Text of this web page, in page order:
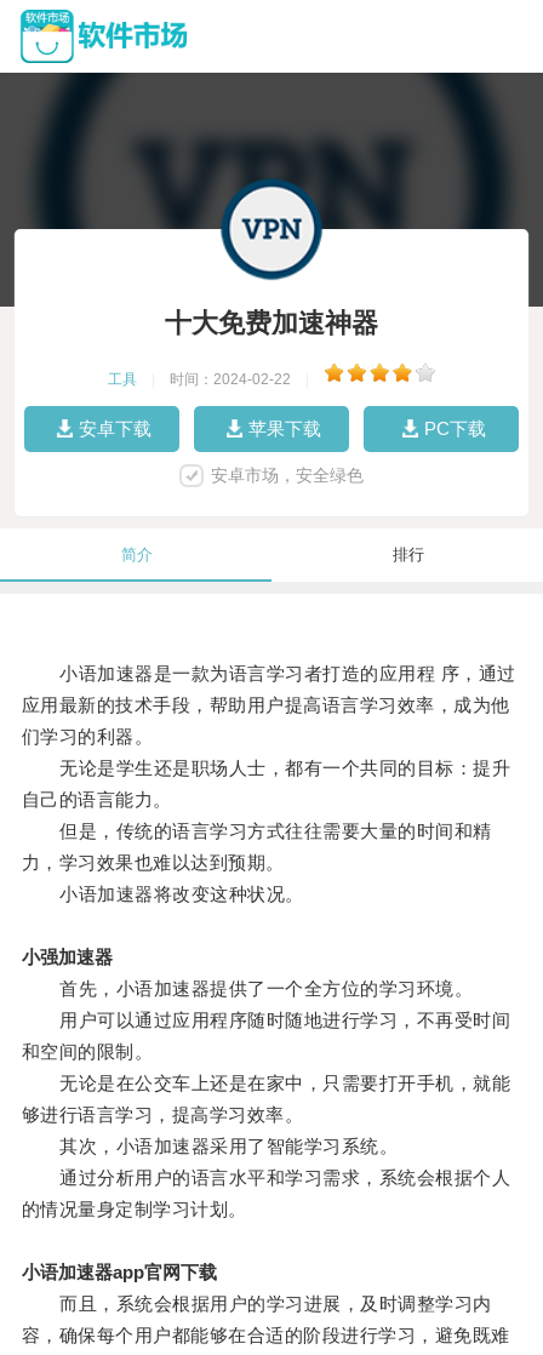
十大免费加速神器
工具 时间：2024-02-22
安卓下载 苹果下载 PC下载
安卓市场，安全绿色
简介 排行
小语加速器是一款为语言学习者打造的应用程 序，通过
应用最新的技术手段，帮助用户提高语言学习效率，成为他
们学习的利器。
无论是学生还是职场人士，都有一个共同的目标：提升
自己的语言能力。
但是，传统的语言学习方式往往需要大量的时间和精
力，学习效果也难以达到预期。
小语加速器将改变这种状况。
小强加速器
首先，小语加速器提供了一个全方位的学习环境。
用户可以通过应用程序随时随地进行学习，不再受时间
和空间的限制。
无论是在公交车上还是在家中，只需要打开手机，就能
够进行语言学习，提高学习效率。
其次，小语加速器采用了智能学习系统。
通过分析用户的语言水平和学习需求，系统会根据个人
的情况量身定制学习计划。
小语加速器app官网下载
而且，系统会根据用户的学习进展，及时调整学习内
容，确保每个用户都能够在合适的阶段进行学习，避免既难